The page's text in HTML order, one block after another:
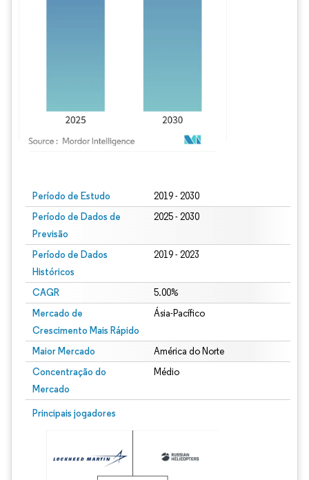
Período de Estudo 2019 - 2030
Período de Dados de
Previsão
2025 - 2030
Período de Dados
Históricos
2019 - 2023
CAGR 5.00%
Mercado de
Crescimento Mais Rápido
Ásia-Pacífico
Maior Mercado América do Norte
Concentração do
Mercado
Médio
Principais jogadores